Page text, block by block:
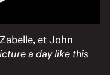
et John
a day like this